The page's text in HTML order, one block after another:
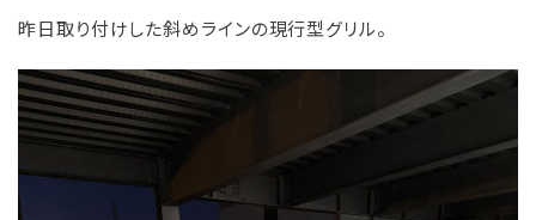
昨日取り付けした斜めラインの現行型グリル。